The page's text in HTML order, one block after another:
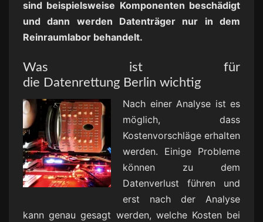
sind beispielsweise Komponenten beschädigt
und dann werden Datenträger nur in dem
Reinraumlabor behandelt.
Was ist für
die Datenrettung Berlin wichtig
Nach einer Analyse ist es
möglich, dass
Kostenvorschläge erhalten
werden. Einige Probleme
können zu dem
Datenverlust führen und
erst nach der Analyse
kann genau gesagt werden, welche Kosten bei